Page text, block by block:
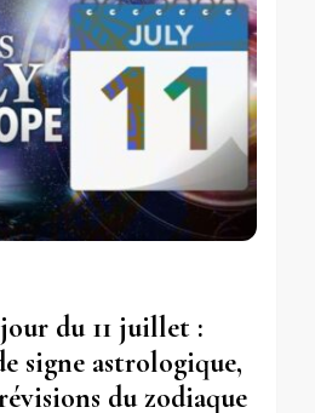
du 11 juillet :
signe astrologique,
du zodiaque